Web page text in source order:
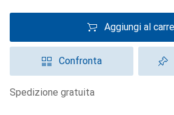
Aggiungi al
Confronta
spedizione gratuita